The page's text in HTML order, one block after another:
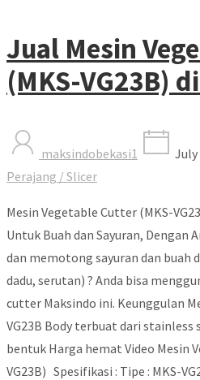
Jual Mesin
(MKS-VG23B)
maksindobekasi1 July
Perajang / Slicer
Mesin Vegetable Cutter (MKS-
Untuk Buah dan Sayuran, Dengan
dan memotong sayuran dan buah
dadu, serutan) ? Anda bisa
cutter Maksindo ini. Keunggulan
VG23B Body terbuat dari stainless
bentuk Harga hemat Video Mesin
VG23B) Spesifikasi : Tipe : MKS-